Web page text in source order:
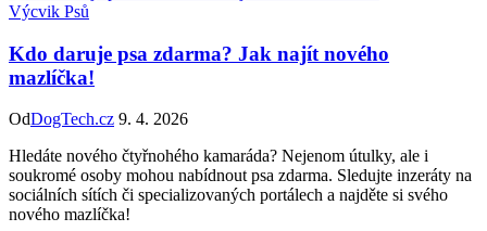
Výcvik Psů
Kdo daruje psa zdarma? Jak najít nového
mazlíčka!
OdDogTech.cz 9. 4. 2026
Hledáte nového čtyřnohého kamaráda? Nejenom útulky, ale i
soukromé osoby mohou nabídnout psa zdarma. Sledujte inzeráty na
sociálních sítích či specializovaných portálech a najděte si svého
nového mazlíčka!